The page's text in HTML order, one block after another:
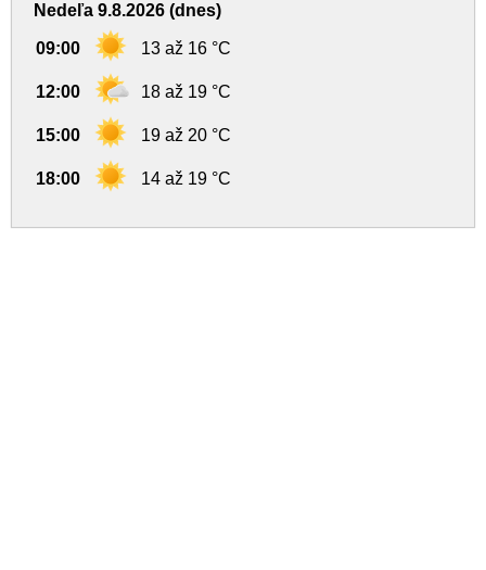
Nedeľa 9.8.2026 (dnes)
09:00 13 až 16 °C
12:00 18 až 19 °C
15:00 19 až 20 °C
18:00 14 až 19 °C